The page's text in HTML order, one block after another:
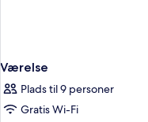
Værelse
Plads til 9 personer
Gratis Wi-Fi